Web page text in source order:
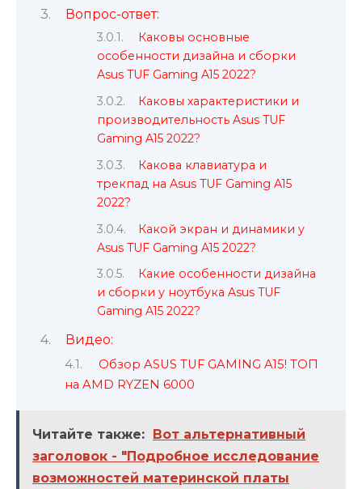
Вопрос-ответ:
Каковы основные
особенности дизайна и сборки
Asus TUF Gaming A15 2022?
Каковы характеристики и
производительность Asus TUF
Gaming A15 2022?
Какова клавиатура и
трекпад на Asus TUF Gaming A15
2022?
Какой экран и динамики у
Asus TUF Gaming A15 2022?
Какие особенности дизайна
и сборки у ноутбука Asus TUF
Gaming A15 2022?
Видео:
Обзор ASUS TUF GAMING A15! ТОП
на AMD RYZEN 6000
Читайте также: Вот альтернативный
заголовок - "Подробное исследование
возможностей материнской платы